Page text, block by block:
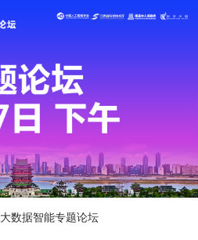
大数据智能专题论坛